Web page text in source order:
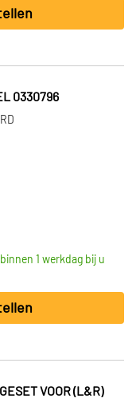
0330796
1 werkdag bij u
VOOR (L&R)